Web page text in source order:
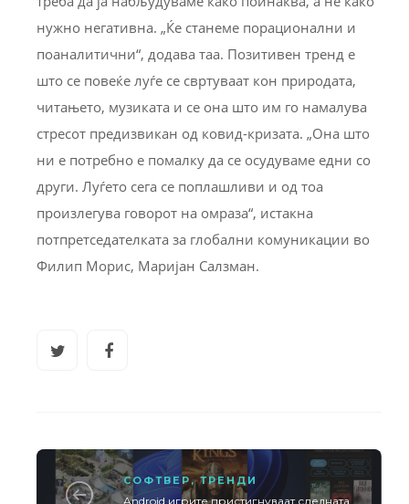
нужно негативна. „Ќе станеме порационални и
поаналитични“, додава таа. Позитивен тренд е
што се повеќе луѓе се свртуваат кон природата,
читањето, музиката и се она што им го намалува
стресот предизвикан од ковид-кризата. „Она што
ни е потребно е помалку да се осудуваме едни со
други. Луѓето сега се поплашливи и од тоа
произлегува говорот на омраза“, истакна
потпретседателката за глобални комуникации во
Филип Морис, Маријан Салзман.
СОФТВЕР ,ТРЕНДИ
Android игрите пристигнуваат следната